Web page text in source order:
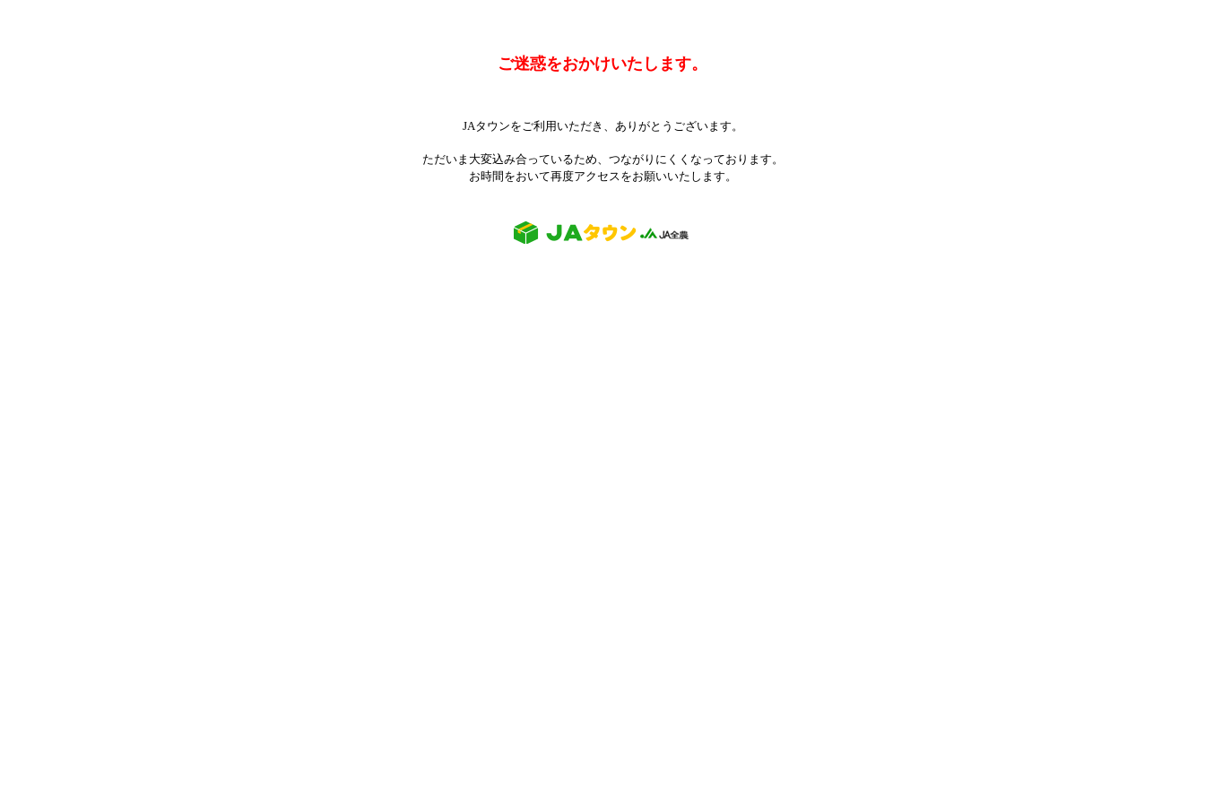
ご迷惑をおかけいたします。
JAタウンをご利用いただき、ありがとうございます。
ただいま大変込み合っているため、つながりにくくなっております。
お時間をおいて再度アクセスをお願いいたします。